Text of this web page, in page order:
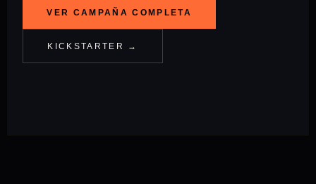
VER CAMPAÑA COMPLETA
KICKSTARTER →